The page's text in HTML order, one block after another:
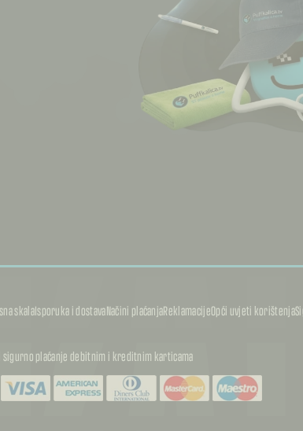
skalaIsporuka i dostavaNačini plaćanjaReklamacijeOpći uvjeti korištenja
sigurno plaćanje debitnim i kreditnim karticama